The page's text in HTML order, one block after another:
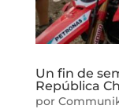
Un fin de
República
por